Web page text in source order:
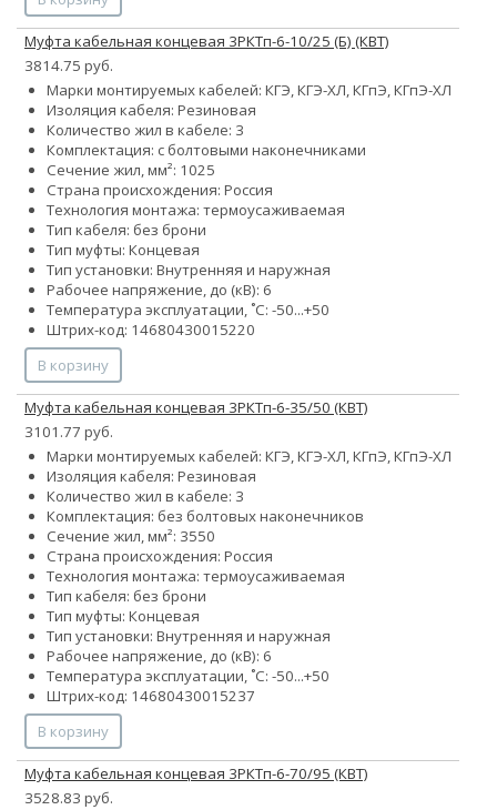
Муфта кабельная концевая 3РКТп-6-10/25 (Б) (КВТ)
3814.75 руб.
Марки монтируемых кабелей: КГЭ, КГЭ-ХЛ, КГпЭ, КГпЭ-ХЛ
Изоляция кабеля: Резиновая
Количество жил в кабеле: 3
Комплектация: с болтовыми наконечниками
Сечение жил, мм²: 1025
Страна происхождения: Россия
Технология монтажа: термоусаживаемая
Тип кабеля: без брони
Тип муфты: Концевая
Тип установки: Внутренняя и наружная
Рабочее напряжение, до (кВ): 6
Температура эксплуатации, ˚С: -50...+50
Штрих-код: 14680430015220
В корзину
Муфта кабельная концевая 3РКТп-6-35/50 (КВТ)
3101.77 руб.
Марки монтируемых кабелей: КГЭ, КГЭ-ХЛ, КГпЭ, КГпЭ-ХЛ
Изоляция кабеля: Резиновая
Количество жил в кабеле: 3
Комплектация: без болтовых наконечников
Сечение жил, мм²: 3550
Страна происхождения: Россия
Технология монтажа: термоусаживаемая
Тип кабеля: без брони
Тип муфты: Концевая
Тип установки: Внутренняя и наружная
Рабочее напряжение, до (кВ): 6
Температура эксплуатации, ˚С: -50...+50
Штрих-код: 14680430015237
В корзину
Муфта кабельная концевая 3РКТп-6-70/95 (КВТ)
3528.83 руб.